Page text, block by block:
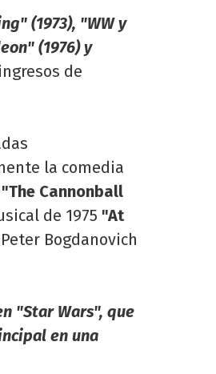
(1973), "WW y
(1976) y
de
la comedia
"The Cannonball
de 1975 "At
Bogdanovich
"Star Wars", que
en una